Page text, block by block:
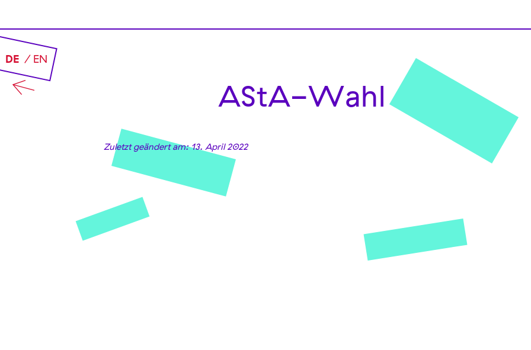
DE EN
AStA-Wahl
Zuletzt geändert am: 13. April 2022